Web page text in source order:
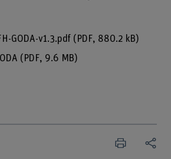
GODA-v1.3.pdf (PDF, 880.2 kB)
(PDF, 9.6 MB)